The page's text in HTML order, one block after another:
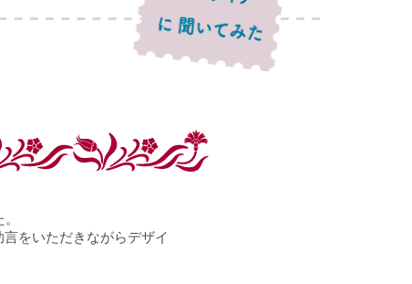
をいただきながらデザイ